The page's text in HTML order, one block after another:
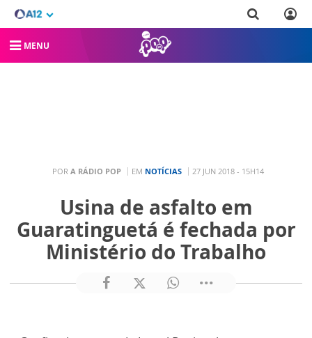
MENU
POR A RÁDIO POP EM NOTÍCIAS 27 JUN 2018 - 15H14
Usina de asfalto em
Guaratinguetá é fechada por
Ministério do Trabalho